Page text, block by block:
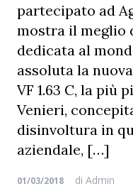
partecipato ad
mostra il meglio
dedicata al
assoluta la
VF 1.63 C, la più
Venieri,
disinvoltura in
aziendale, […]
01/03/2018 di Admin